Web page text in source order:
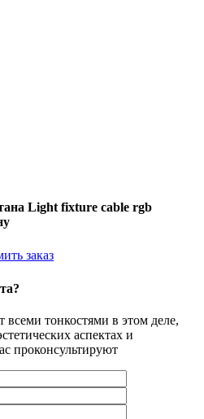
Light fixture cable rgb
заказ
тонкостями в этом деле,
аспектах и
проконсультируют